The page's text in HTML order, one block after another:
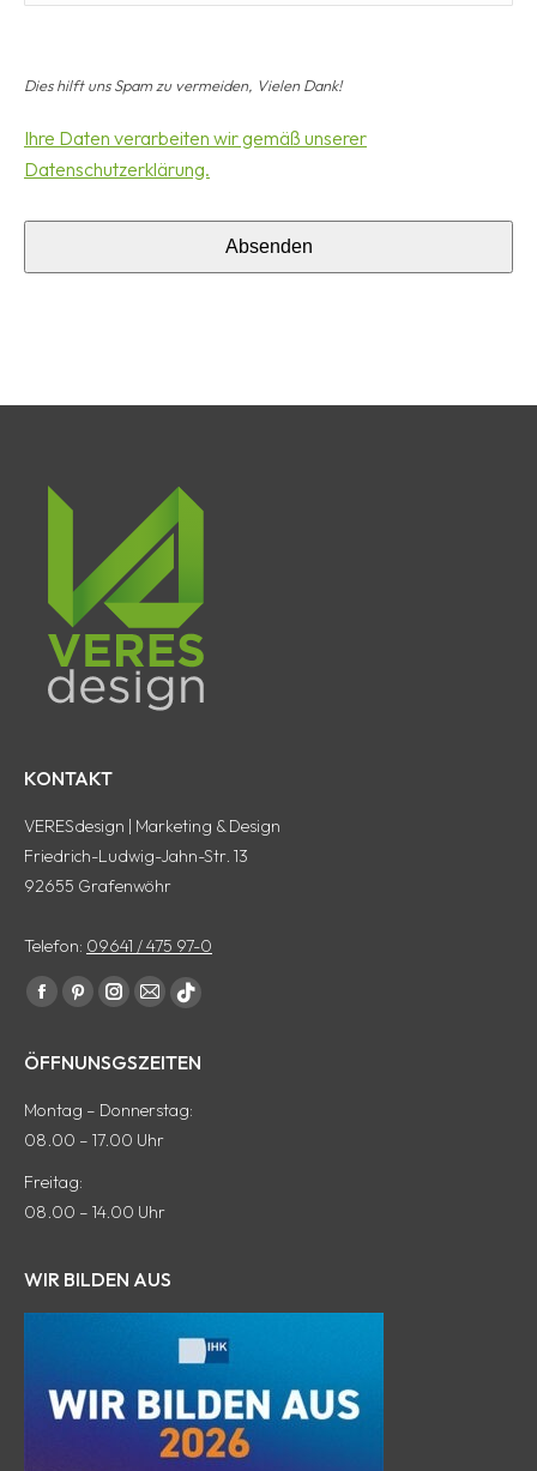
Dies hilft uns Spam zu vermeiden, Vielen Dank!
Ihre Daten verarbeiten wir gemäß unserer
Datenschutzerklärung.
Absenden
KONTAKT
VERESdesign | Marketing & Design
Friedrich-Ludwig-Jahn-Str. 13
92655 Grafenwöhr
Telefon: 09641 / 475 97-0
Finde uns auf:
Facebook
wird
einem
Fenster
geöffnet
Pinterest
wird
einem
Fenster
geöffnet
Instagram
wird
einem
geöffnet
E-
Seite
wird
in
Fenster
tiktok
wird
ÖFFNUNSGSZEITEN
Montag – Donnerstag:
08.00 – 17.00 Uhr
Freitag:
08.00 – 14.00 Uhr
WIR BILDEN AUS